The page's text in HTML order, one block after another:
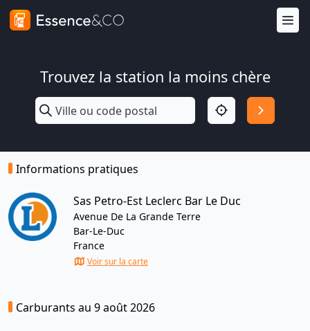
Trouvez la station la moins chère
Informations pratiques
Sas Petro-Est Leclerc Bar Le Duc
Avenue De La Grande Terre
Bar-Le-Duc
France
Voir sur la carte
Carburants au 9 août 2026